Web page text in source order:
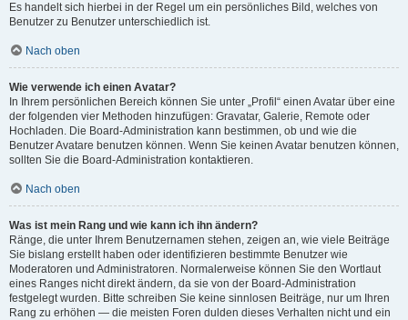
Es handelt sich hierbei in der Regel um ein persönliches Bild, welches von
Benutzer zu Benutzer unterschiedlich ist.
Nach oben
Wie verwende ich einen Avatar?
In Ihrem persönlichen Bereich können Sie unter „Profil“ einen Avatar über eine
der folgenden vier Methoden hinzufügen: Gravatar, Galerie, Remote oder
Hochladen. Die Board-Administration kann bestimmen, ob und wie die
Benutzer Avatare benutzen können. Wenn Sie keinen Avatar benutzen können,
sollten Sie die Board-Administration kontaktieren.
Nach oben
Was ist mein Rang und wie kann ich ihn ändern?
Ränge, die unter Ihrem Benutzernamen stehen, zeigen an, wie viele Beiträge
Sie bislang erstellt haben oder identifizieren bestimmte Benutzer wie
Moderatoren und Administratoren. Normalerweise können Sie den Wortlaut
eines Ranges nicht direkt ändern, da sie von der Board-Administration
festgelegt wurden. Bitte schreiben Sie keine sinnlosen Beiträge, nur um Ihren
Rang zu erhöhen — die meisten Foren dulden dieses Verhalten nicht und ein